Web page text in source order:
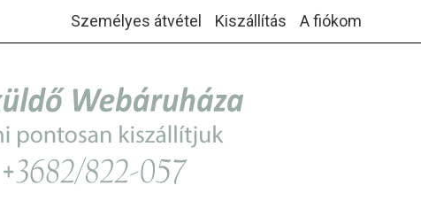
Személyes átvétel Kiszállítás A fiókom